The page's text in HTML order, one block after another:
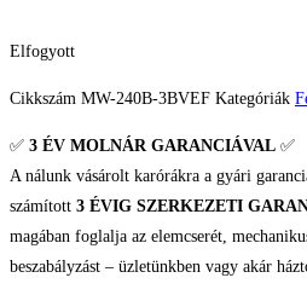
Elfogyott
Cikkszám MW-240B-3BVEF Kategóriák
✅ 3 ÉV MOLNÁR GARANCIÁVAL ✅
A nálunk vásárolt karórákra a gyári
számított 3 ÉVIG SZERKEZETI
magában foglalja az elemcserét,
beszabályzást – üzletünkben vagy akár